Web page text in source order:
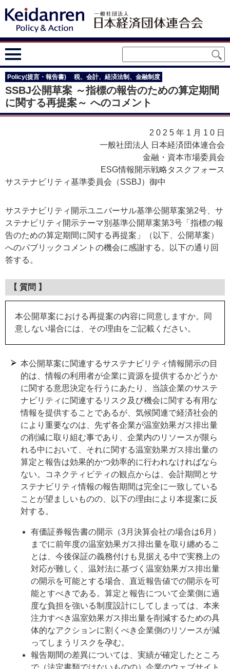
Policy(提言・報告書) 税、会計、経済法制、金融制度
SSBJ公開草案 ～指標の報告のための算定期間
に関する再提案～ へのコメント
2025年1月10 日
一般社団法人 日本経済団体連合会
金融・資本市場委員会
ESG情報開示戦略タスクフォース
サステナビリティ基準委員会（SSBJ）御中
サステナビリティ開示ユニバーサル基準公開草案第2号、サ
ステナビリティ開示テーマ別基準公開草案第3号「指標の報
告のための算定期間に関する再提案」（以下、公開草案）
へのパブリックコメントの機会に感謝する。以下の通り回
答する。
【 質問 】
本公開草案における再提案の内容に同意しますか。同
意しない場合には、その理由をご記載ください。
本公開草案に関連するサステナビリティ情報開示の目
的は、情報の利用者が企業に資源を提供するかどうか
に関する意思決定を行うにあたり、当該企業のサステ
ナビリティに関連するリスク及び機会に関する有用な
情報を提供することであるが、気候関連で経済社会的
により重要なのは、先ず各企業が温室効果ガス排出量
の削減に取り組む事であり、企業内のリソースが限ら
れる中において、それに関する温室効果ガス排出量の
算定と報告は効果的かつ効率的に行われなければなら
ない。コネクティビティの観点からは、会計期間とサ
ステナビリティ情報の報告期間は完全に一致している
ことが望ましいものの、以下の理由により本提案に反
対する。
有価証券報告書の開示（3月決算会社の場合は6月）
までに前年度の温室効果ガス排出量を取り纏めるこ
とは、今後保証の義務付けも見据える中で実務上の
対応が難しく、温対法に基づく温室効果ガス排出量
の開示を可能とする場合、直近報告値での開示を可
能とすべきである。算定と報告について企業側に過
度な負担を強いる制度設計にしてしまっては、本来
注力すべき温室効果ガス排出量を削減するための具
体的なアクションに割くべき企業側のリソースが減
ってしまうリスクを孕む。
報告期間の差異については、実績が確定したところ
で（法定書類ではないものの）企業のウェブサイト